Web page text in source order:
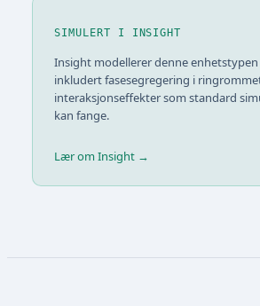
SIMULERT I INSIGHT
Insight modellerer denne enhetstypen
inkludert fasesegregering i
interaksjonseffekter som standard
kan fange.
Lær om Insight →